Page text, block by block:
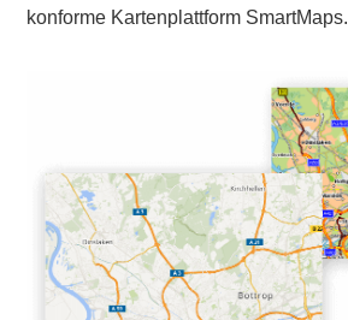
konforme Kartenplattform SmartMaps.